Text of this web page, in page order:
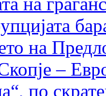
на
–
по